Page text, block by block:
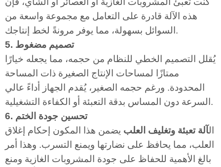
هذه الآلة قادرة على التعامل مع مجموعة واسعة من
السوائل بسهولة، مما يوفر مرونةً لخط إنتاجك.
5. تصميم مضغوط
يُقلل التصميم الخطي للنظام من حجمه، مما يجعله خيارًا
ممتازًا لمساحات الإنتاج الصغيرة ذات المساحة
المحدودة. ورغم حجمه الصغير، يُقدم الجهاز أداءً عالي
السرعة دون المساس بدقة التعبئة أو الكفاءة التشغيلية.
6. تحسين جودة الختم
الآلة تعبئة وتغليف العلب يضمن هذا المكون إحكام إغلاق
العلب، مما يحافظ على نضارتها ويمنع التسرب. وهذا أمر
بالغ الأهمية للحفاظ على جودة المشروبات الغازية ومنع